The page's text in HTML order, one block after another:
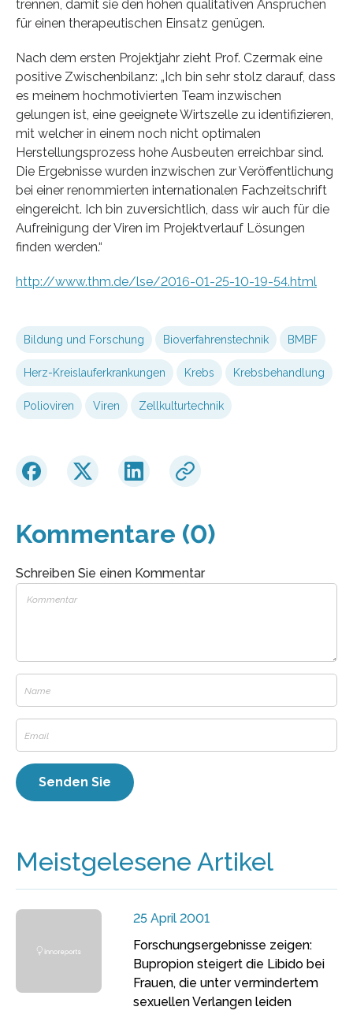
trennen, damit sie den hohen qualitativen Ansprüchen
für einen therapeutischen Einsatz genügen.
Nach dem ersten Projektjahr zieht Prof. Czermak eine
positive Zwischenbilanz: „Ich bin sehr stolz darauf, dass
es meinem hochmotivierten Team inzwischen
gelungen ist, eine geeignete Wirtszelle zu identifizieren,
mit welcher in einem noch nicht optimalen
Herstellungsprozess hohe Ausbeuten erreichbar sind.
Die Ergebnisse wurden inzwischen zur Veröffentlichung
bei einer renommierten internationalen Fachzeitschrift
eingereicht. Ich bin zuversichtlich, dass wir auch für die
Aufreinigung der Viren im Projektverlauf Lösungen
finden werden.“
http://www.thm.de/lse/2016-01-25-10-19-54.html
Bildung und Forschung Bioverfahrenstechnik BMBF
Herz-Kreislauferkrankungen Krebs Krebsbehandlung
Polioviren Viren Zellkulturtechnik
Kommentare (0)
Schreiben Sie einen Kommentar
Meistgelesene Artikel
25 April 2001
Forschungsergebnisse zeigen:
Bupropion steigert die Libido bei
Frauen, die unter vermindertem
sexuellen Verlangen leiden